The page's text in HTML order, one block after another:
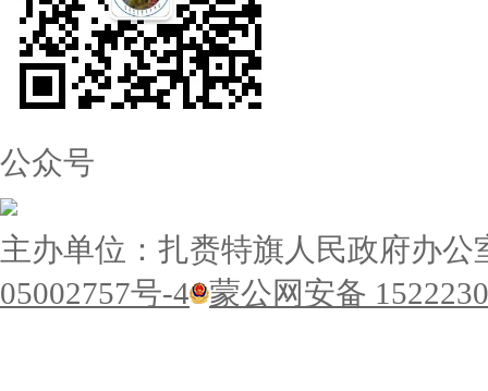
公众号
主办单位：扎赉特旗人民政府办公
05002757号-4 蒙公网安备